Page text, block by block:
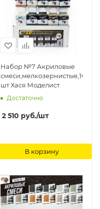
Набор №7 Акриловые
смеси,мелкозернистые,10
шт Хася Моделист
Достаточно
2 510 руб./шт
В корзину